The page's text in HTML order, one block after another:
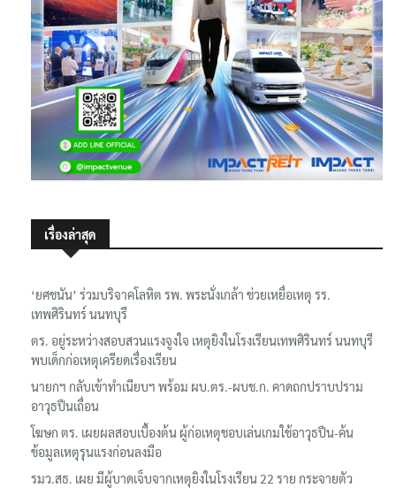
เรื่องล่าสุด
‘ยศชนัน’ ร่วมบริจาคโลหิต รพ. พระนั่งเกล้า ช่วยเหยื่อเหตุ รร.
เทพศิรินทร์ นนทบุรี
ตร. อยู่ระหว่างสอบสวนแรงจูงใจ เหตุยิงในโรงเรียนเทพศิรินทร์ นนทบุรี
พบเด็กก่อเหตุเครียดเรื่องเรียน
นายกฯ กลับเข้าทำเนียบฯ พร้อม ผบ.ตร.-ผบช.ก. คาดถกปราบปราม
อาวุธปืนเถื่อน
โฆษก ตร. เผยผลสอบเบื้องต้น ผู้ก่อเหตุชอบเล่นเกมใช้อาวุธปืน-ค้น
ข้อมูลเหตุรุนแรงก่อนลงมือ
รมว.สธ. เผย มีผู้บาดเจ็บจากเหตุยิงในโรงเรียน 22 ราย กระจายตัว